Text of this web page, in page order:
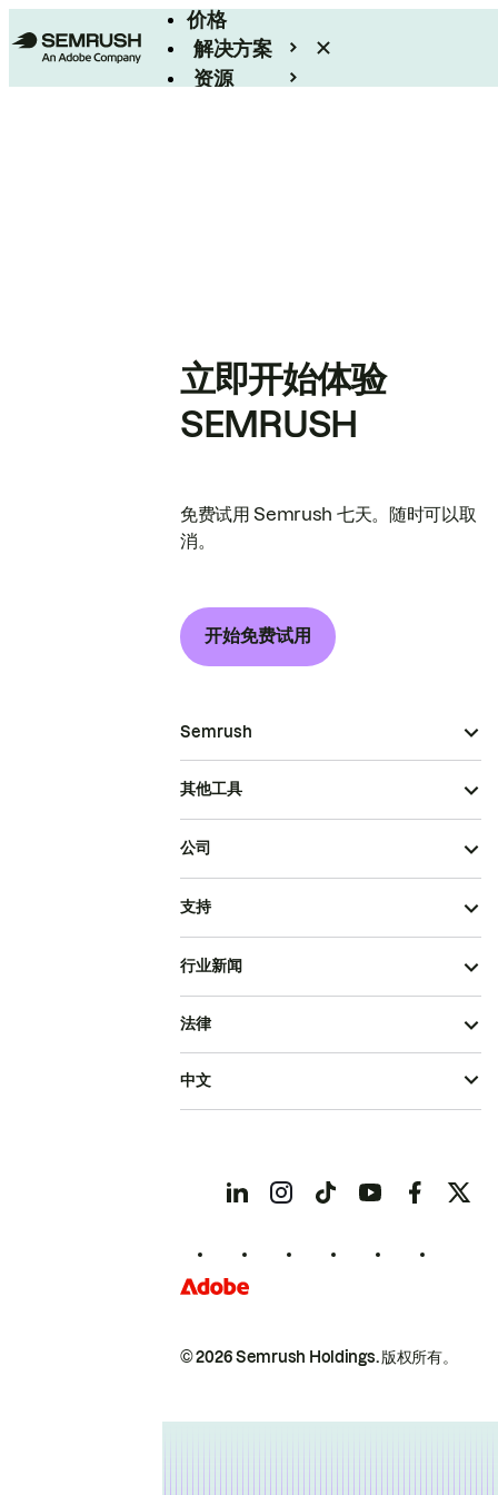
价格
解决方案
资源
立即开始体验
SEMRUSH
免费试用 Semrush 七天。随时可以取
消。
开始免费试用
Semrush
其他工具
公司
支持
行业新闻
© 2026 Semrush Holdings.版权所有。
法律
中文